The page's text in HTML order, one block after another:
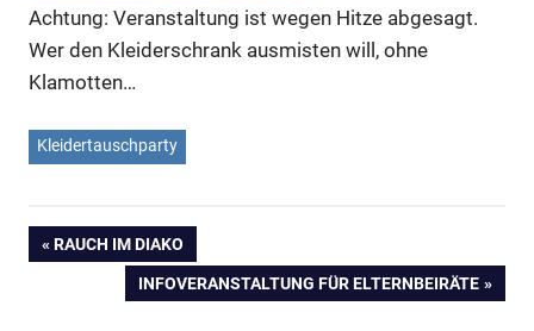
Achtung: Veranstaltung ist wegen Hitze abgesagt.
Wer den Kleiderschrank ausmisten will, ohne
Klamotten…
Kleidertauschparty
Beitragsnavigation
VORHERIGER
BEITRAG:
RAUCH IM DIAKO
NÄCHSTER
INFOVERANSTALTUNG FÜR ELTERNBEIRÄTE